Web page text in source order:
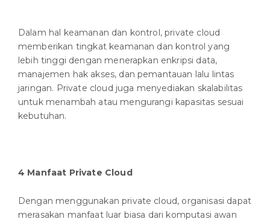
Dalam hal keamanan dan kontrol, private cloud
memberikan tingkat keamanan dan kontrol yang
lebih tinggi dengan menerapkan enkripsi data,
manajemen hak akses, dan pemantauan lalu lintas
jaringan. Private cloud juga menyediakan skalabilitas
untuk menambah atau mengurangi kapasitas sesuai
kebutuhan.
4 Manfaat Private Cloud
Dengan menggunakan private cloud, organisasi dapat
merasakan manfaat luar biasa dari komputasi awan